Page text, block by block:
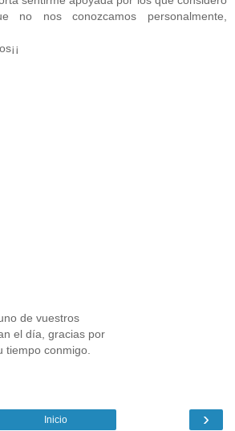
no nos conozcamos personalmente,
de vuestros
el día, gracias por
tiempo conmigo.
›
Inicio